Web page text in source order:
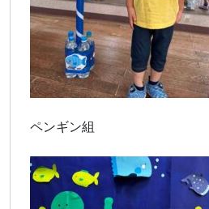
ペンギン組